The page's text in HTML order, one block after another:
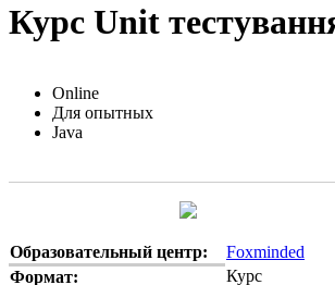
Курс Unit
Online
Для опытных
Java
Образовательный центр:
Foxminded
Формат:
Курс